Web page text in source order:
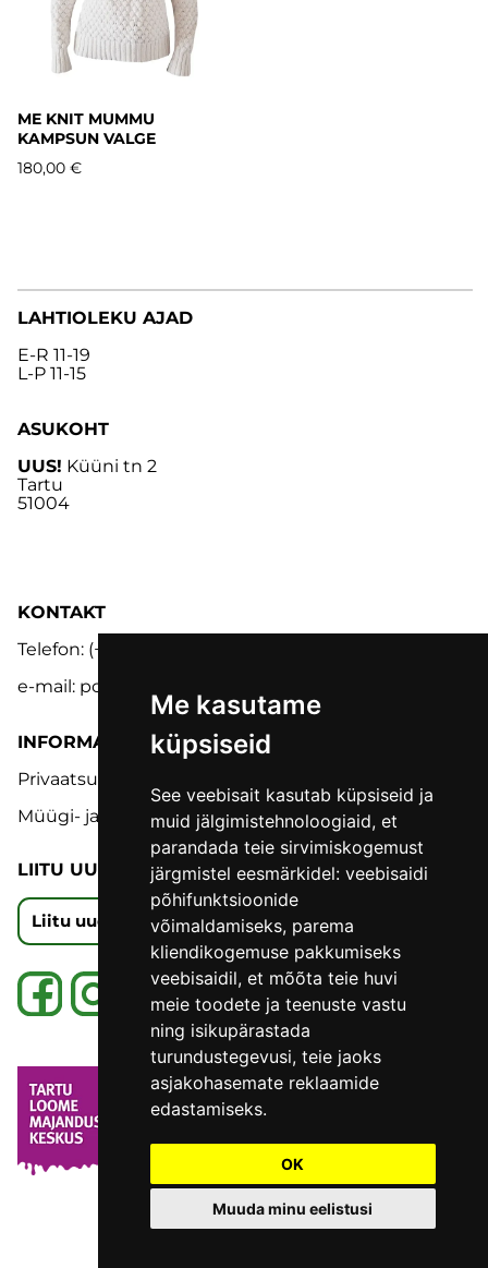
Me kasutame
küpsiseid
See veebisait kasutab küpsiseid ja
muid jälgimistehnoloogiaid, et
parandada teie sirvimiskogemust
järgmistel eesmärkidel: veebisaidi
põhifunktsioonide
võimaldamiseks, parema
kliendikogemuse pakkumiseks
veebisaidil, et mõõta teie huvi
meie toodete ja teenuste vastu
ning isikupärastada
turundustegevusi, teie jaoks
asjakohasemate reklaamide
edastamiseks.
OK
Muuda minu eelistusi
ME KNIT MUMMU
KAMPSUN VALGE
180,00 €
LAHTIOLEKU AJAD
E-R 11-19
L-P 11-15
ASUKOHT
UUS! Küüni tn 2
Tartu
51004
KONTAKT
Telefon: (+372) 5302 9848
e-mail: pood@lmk.ee
INFORMATSIOON
Privaatsuspoliitika
Müügi- ja tagastustingimused
LIITU UUDISKIRJAGA
Liitu uudiskirjaga